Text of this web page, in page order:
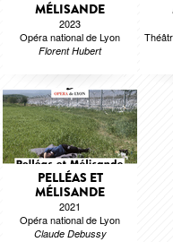
MÉLISANDE
2023
Opéra national de Lyon
Florent Hubert
PELLÉAS ET
MÉLISANDE
2021
Opéra national de Lyon
Claude Debussy